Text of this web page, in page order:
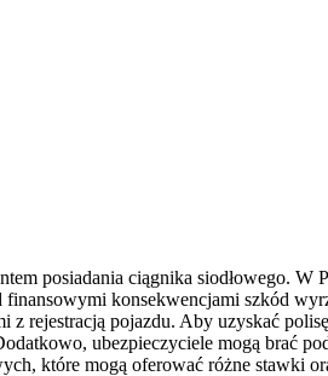
posiadania ciągnika siodłowego. W
konsekwencjami szkód
pojazdu. Aby uzyskać
ubezpieczyciele mogą brać
które mogą oferować różne stawki